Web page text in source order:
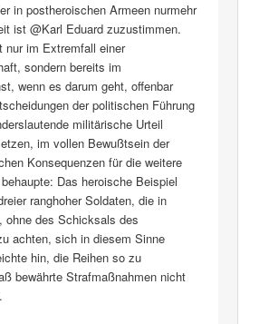
in postheroischen Armeen nurmehr
ist @Karl Eduard zuzustimmen.
nur im Extremfall einer
sondern bereits im
wenn es darum geht, offenbar
der politischen Führung
militärische Urteil
im vollen Bewußtsein der
Konsequenzen für die weitere
Das heroische Beispiel
ranghoher Soldaten, die in
ohne des Schicksals des
achten, sich in diesem Sinne
hin, die Reihen so zu
bewährte Strafmaßnahmen nicht